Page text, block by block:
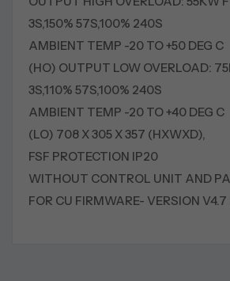
3S,150% 57S,100% 240S
AMBIENT TEMP -20 TO +50 DEG C
(HO) OUTPUT LOW OVERLOAD:
3S,110% 57S,100% 240S
AMBIENT TEMP -20 TO +40 DEG C
(LO) 708 X 305 X 357 (HXWXD),
FSF PROTECTION IP20
WITHOUT CONTROL UNIT AND
FOR CU FIRMWARE- VERSION V4.7